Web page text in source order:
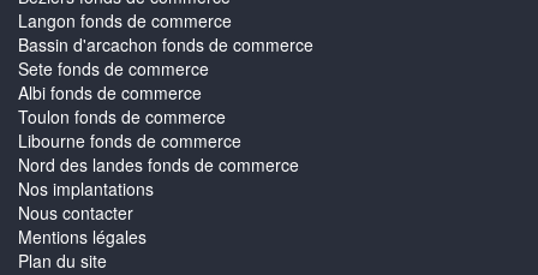
Langon fonds de commerce
Bassin d'arcachon fonds de commerce
Sete fonds de commerce
Albi fonds de commerce
Toulon fonds de commerce
Libourne fonds de commerce
Nord des landes fonds de commerce
Nos implantations
Nous contacter
Mentions légales
Plan du site